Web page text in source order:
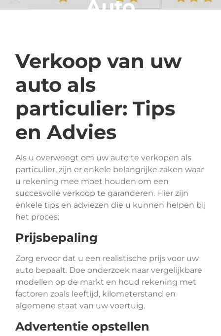
Auto
Verkoop van uw
auto als
particulier: Tips
en Advies
Als u overweegt om uw auto te verkopen als
particulier, zijn er enkele belangrijke zaken waar
u rekening mee moet houden om een
succesvolle verkoop te garanderen. Hier zijn
enkele tips en adviezen die u kunnen helpen bij
het proces:
Prijsbepaling
Zorg ervoor dat u een realistische prijs voor uw
auto bepaalt. Doe onderzoek naar vergelijkbare
modellen op de markt en houd rekening met
factoren zoals leeftijd, kilometerstand en
algemene staat van uw voertuig.
Advertentie opstellen